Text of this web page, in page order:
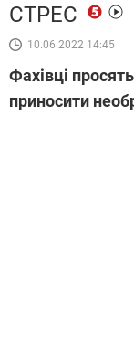
СТРЕС
10.06.2022 14:45
Фахівці
приносити